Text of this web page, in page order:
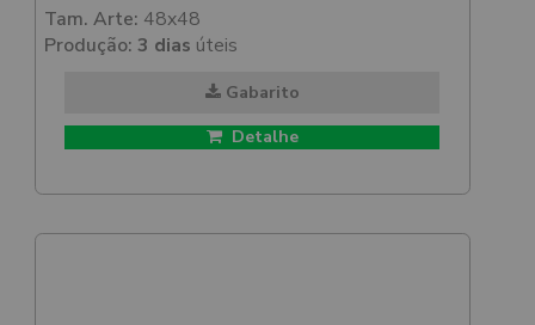
Tam. Arte: 48x48
Produção: 3 dias úteis
Gabarito
Detalhe